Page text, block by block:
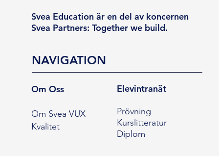
Svea Education är en del av koncernen
Svea Partners: Together we build.
NAVIGATION
Om Oss
Om Svea VUX
Kvalitet
Elevintranät
Prövning
Kurslitteratur
Diplom